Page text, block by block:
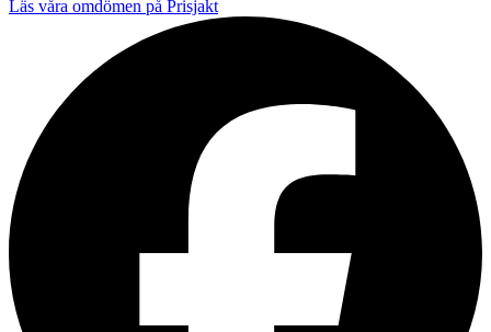
Läs våra omdömen på Prisjakt